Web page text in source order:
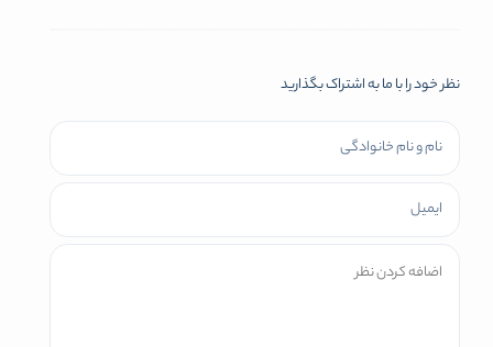
نظر خود را با ما به اشتراک بگذارید